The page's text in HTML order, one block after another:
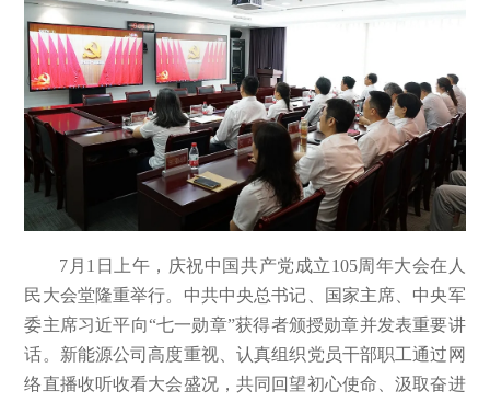
7月1日上午，庆祝中国共产党成立105周年大会在人
民大会堂隆重举行。中共中央总书记、国家主席、中央军
委主席习近平向“七一勋章”获得者颁授勋章并发表重要讲
话。新能源公司高度重视、认真组织党员干部职工通过网
络直播收听收看大会盛况，共同回望初心使命、汲取奋进